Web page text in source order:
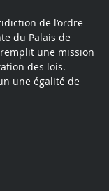
de l’ordre
du Palais de
une mission
des lois.
une égalité de